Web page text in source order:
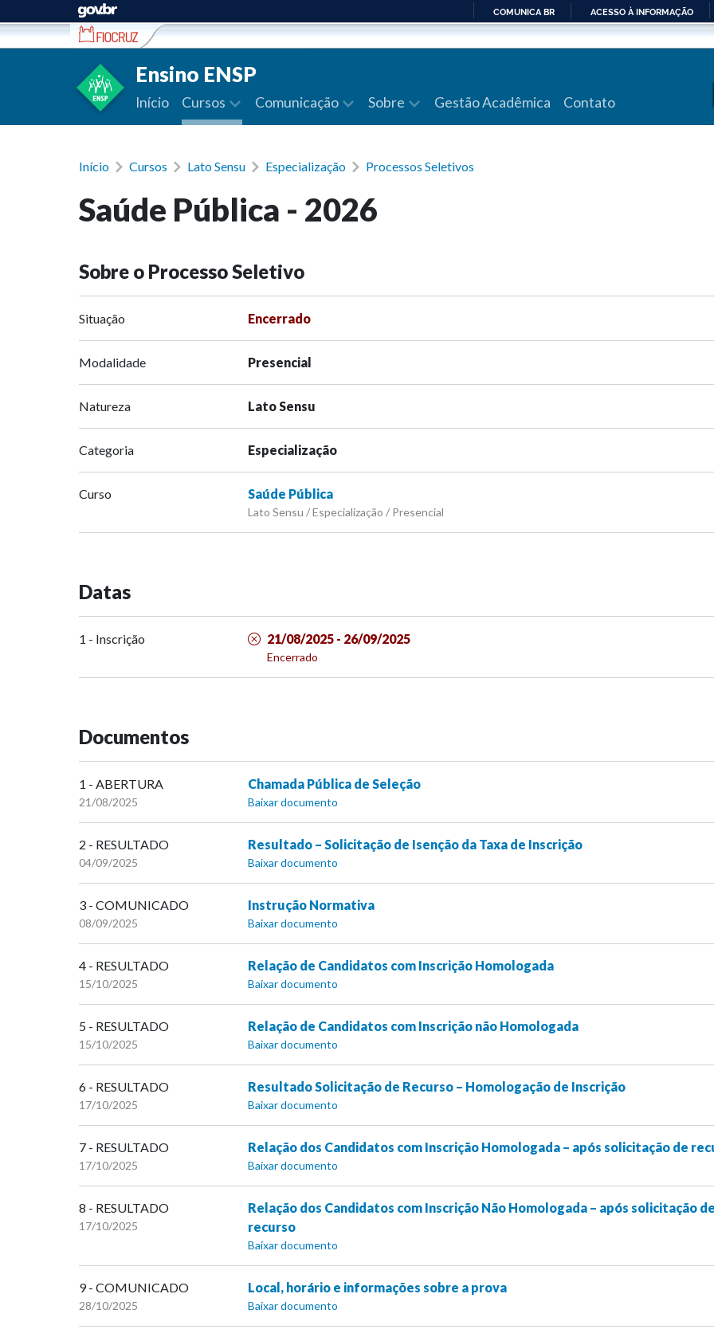
Ir para conteúdo
PARA
COMUNICA BR ACESSO À INFORMAÇÃO
Ensino ENSP
Início Cursos Comunicação Sobre Gestão Acadêmica Contato
Início Cursos Lato Sensu Especialização Processos Seletivos
Saúde Pública - 2026
Sobre o Processo Seletivo
Situação Encerrado
Modalidade Presencial
Natureza Lato Sensu
Categoria Especialização
Curso Saúde Pública
Lato Sensu / Especialização / Presencial
Datas
1 - Inscrição 21/08/2025 - 26/09/2025
Encerrado
Documentos
1 - ABERTURA
21/08/2025
Chamada Pública de Seleção
Baixar documento
2 - RESULTADO
04/09/2025
Resultado – Solicitação de Isenção da Taxa de Inscrição
Baixar documento
3 - COMUNICADO
08/09/2025
Instrução Normativa
Baixar documento
4 - RESULTADO
15/10/2025
Relação de Candidatos com Inscrição Homologada
Baixar documento
5 - RESULTADO
15/10/2025
Relação de Candidatos com Inscrição não Homologada
Baixar documento
6 - RESULTADO
17/10/2025
Resultado Solicitação de Recurso – Homologação de Inscrição
Baixar documento
7 - RESULTADO
17/10/2025
Relação dos Candidatos com Inscrição Homologada – após solicitação de
Baixar documento
8 - RESULTADO
17/10/2025
Relação dos Candidatos com Inscrição Não Homologada – após solicitação
recurso
Baixar documento
9 - COMUNICADO
28/10/2025
Local, horário e informações sobre a prova
Baixar documento